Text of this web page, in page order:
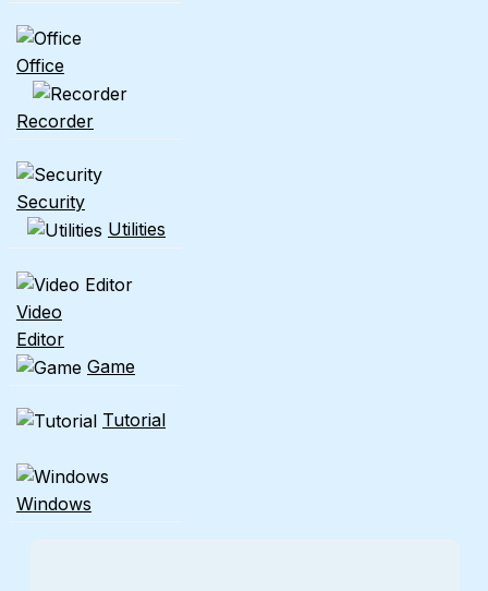
Office
Recorder
Security
Utilities
Video
Editor
Game
Tutorial
Windows